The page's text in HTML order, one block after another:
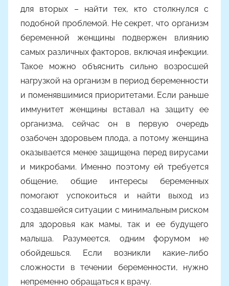
для вторых – найти тех, кто столкнулся с
подобной проблемой. Не секрет, что организм
беременной женщины подвержен влиянию
самых различных факторов, включая инфекции.
Такое можно объяснить сильно возросшей
нагрузкой на организм в период беременности
и поменявшимися приоритетами. Если раньше
иммунитет женщины вставал на защиту ее
организма, сейчас он в первую очередь
озабочен здоровьем плода, а потому женщина
оказывается менее защищена перед вирусами
и микробами. Именно поэтому ей требуется
общение, общие интересы беременных
помогают успокоиться и найти выход из
создавшейся ситуации с минимальным риском
для здоровья как мамы, так и ее будущего
малыша. Разумеется, одним форумом не
обойдешься. Если возникли какие­-либо
сложности в течении беременности, нужно
непременно обращаться к врачу.